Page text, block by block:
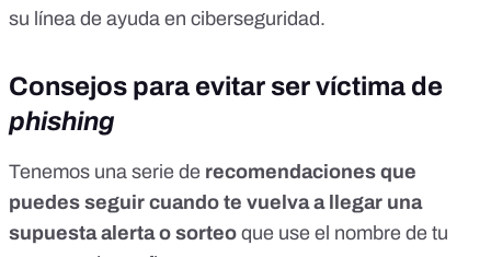
su línea de ayuda en ciberseguridad.
Consejos para evitar ser víctima de
phishing
Tenemos una serie de recomendaciones que
puedes seguir cuando te vuelva a llegar una
supuesta alerta o sorteo que use el nombre de tu